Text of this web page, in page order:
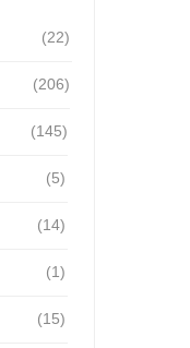
(22)
(206)
(145)
(5)
(14)
(1)
(15)